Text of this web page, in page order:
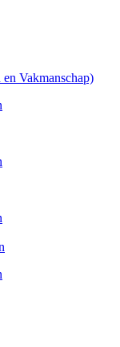
Vakmanschap)